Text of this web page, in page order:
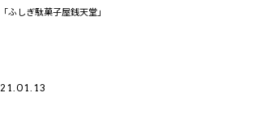
しぎ駄菓子屋銭天堂」